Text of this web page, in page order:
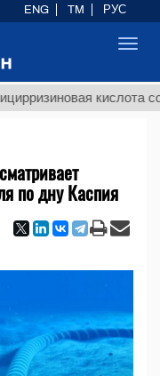
кислота
по дну Каспия
ENG TM РУС